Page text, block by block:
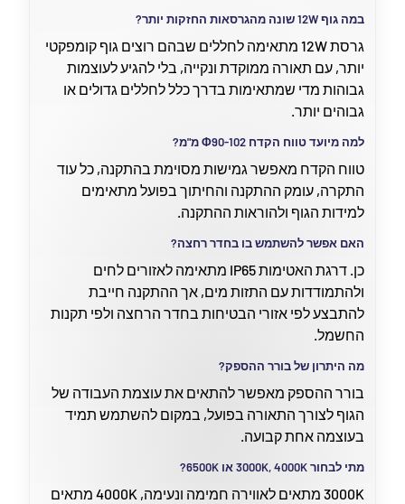
במה גוף 12W שונה מהגרסאות החזקות יותר?
גרסת 12W מתאימה לחללים שבהם רוצים גוף קומפקטי
יותר, עם תאורה ממוקדת ונקייה, בלי להגיע לעוצמות
גבוהות מדי שמתאימות בדרך כלל לחללים גדולים או
גבוהים יותר.
למה מיועד טווח הקדח Φ90-102 מ"מ?
טווח הקדח מאפשר גמישות מסוימת בהתקנה, כל עוד
התקרה, עומק ההתקנה והחיתוך בפועל מתאימים
למידות הגוף ולהוראות ההתקנה.
האם אפשר להשתמש בו בחדר רחצה?
כן. דרגת האטימות IP65 מתאימה לאזורים לחים
ולהתמודדות עם התזות מים, אך ההתקנה חייבת
להתבצע לפי אזורי הבטיחות בחדר הרחצה ולפי תקנות
החשמל.
מה היתרון של בורר ההספק?
בורר ההספק מאפשר להתאים את עוצמת העבודה של
הגוף לצורך התאורה בפועל, במקום להשתמש תמיד
בעוצמה אחת קבועה.
מתי לבחור 3000K, 4000K או 6500K?
3000K מתאים לאווירה חמימה ונעימה, 4000K מתאים